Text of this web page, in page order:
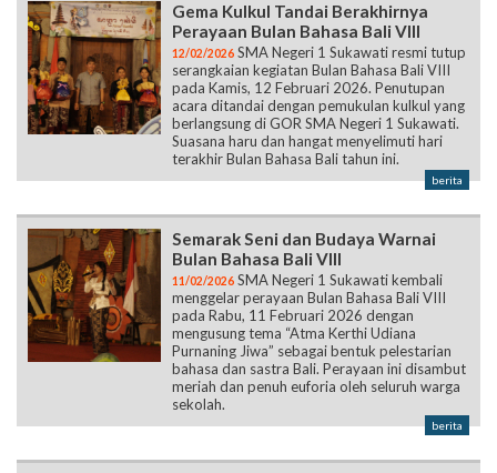
Gema Kulkul Tandai Berakhirnya
Perayaan Bulan Bahasa Bali VIII
12/02/2026 SMA Negeri 1 Sukawati resmi tutup
serangkaian kegiatan Bulan Bahasa Bali VIII
pada Kamis, 12 Februari 2026. Penutupan
acara ditandai dengan pemukulan kulkul yang
berlangsung di GOR SMA Negeri 1 Sukawati.
Suasana haru dan hangat menyelimuti hari
terakhir Bulan Bahasa Bali tahun ini.
berita
Semarak Seni dan Budaya Warnai
Bulan Bahasa Bali VIII
11/02/2026 SMA Negeri 1 Sukawati kembali
menggelar perayaan Bulan Bahasa Bali VIII
pada Rabu, 11 Februari 2026 dengan
mengusung tema “Atma Kerthi Udiana
Purnaning Jiwa” sebagai bentuk pelestarian
bahasa dan sastra Bali. Perayaan ini disambut
meriah dan penuh euforia oleh seluruh warga
sekolah.
berita